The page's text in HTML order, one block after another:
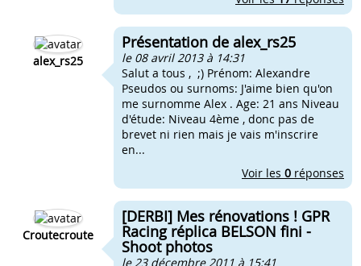
alex_rs25
Présentation de alex_rs25
le 08 avril 2013 à 14:31
Salut a tous , ;) Prénom: Alexandre
Pseudos ou surnoms: J'aime bien qu'on
me surnomme Alex . Age: 21 ans Niveau
d'étude: Niveau 4ème , donc pas de
brevet ni rien mais je vais m'inscrire
en...
Voir les 0 réponses
Croutecroute
[DERBI] Mes rénovations ! GPR
Racing réplica BELSON fini -
Shoot photos
le 23 décembre 2011 à 15:41